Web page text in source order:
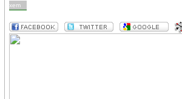
xem